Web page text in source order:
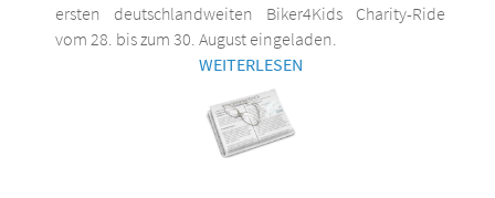
ersten deutschlandweiten Biker4Kids Charity-Ride
vom 28. bis zum 30. August eingeladen.
WEITERLESEN